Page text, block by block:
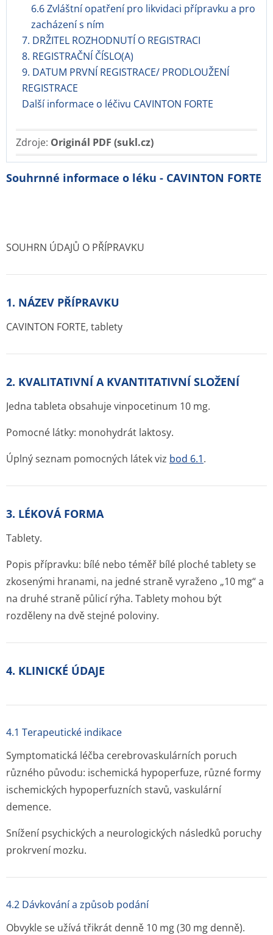
6.6 Zvláštní opatření pro likvidaci přípravku a pro
zacházení s ním
7. DRŽITEL ROZHODNUTÍ O REGISTRACI
8. REGISTRAČNÍ ČÍSLO(A)
9. DATUM PRVNÍ REGISTRACE/ PRODLOUŽENÍ
REGISTRACE
Další informace o léčivu CAVINTON FORTE
Zdroje: Originál PDF (sukl.cz)
Souhrnné informace o léku - CAVINTON FORTE
SOUHRN ÚDAJŮ O PŘÍPRAVKU
1. NÁZEV PŘÍPRAVKU
CAVINTON FORTE, tablety
2. KVALITATIVNÍ A KVANTITATIVNÍ SLOŽENÍ
Jedna tableta obsahuje vinpocetinum 10 mg.
Pomocné látky: monohydrát laktosy.
Úplný seznam pomocných látek viz bod 6.1.
3. LÉKOVÁ FORMA
Tablety.
Popis přípravku: bílé nebo téměř bílé ploché tablety se
zkosenými hranami, na jedné straně vyraženo „10 mg“ a
na druhé straně půlicí rýha. Tablety mohou být
rozděleny na dvě stejné poloviny.
4. KLINICKÉ ÚDAJE
4.1 Terapeutické indikace
Symptomatická léčba cerebrovaskulárních poruch
různého původu: ischemická hypoperfuze, různé formy
ischemických hypoperfuzních stavů, vaskulární
demence.
Snížení psychických a neurologických následků poruchy
prokrvení mozku.
4.2 Dávkování a způsob podání
Obvykle se užívá třikrát denně 10 mg (30 mg denně).